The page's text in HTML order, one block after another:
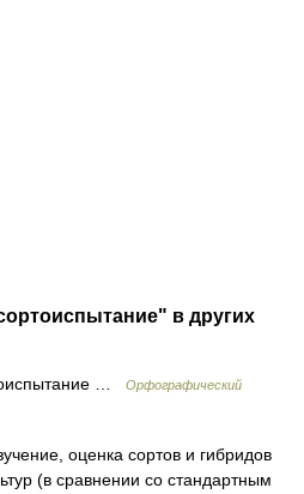
в других
…
Орфографический
оценка сортов и гибридов
(в сравнении со стандартным